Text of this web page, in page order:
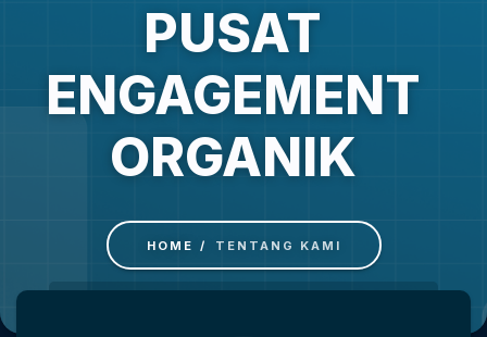
HOME
KERJA SAMA
PUSAT
ENGAGEMENT
ORGANIK
HOME TENTANG KAMI